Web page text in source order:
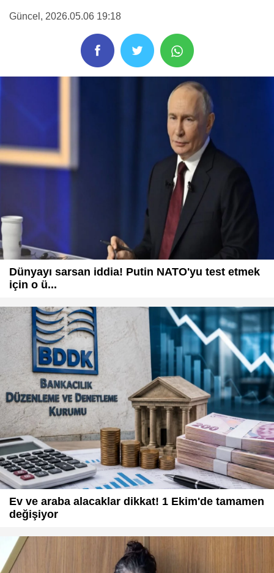
Güncel , 2026.05.06 19:18
Dünyayı sarsan iddia! Putin NATO'yu test etmek
için o ü...
Ev ve araba alacaklar dikkat! 1 Ekim'de tamamen
değişiyor